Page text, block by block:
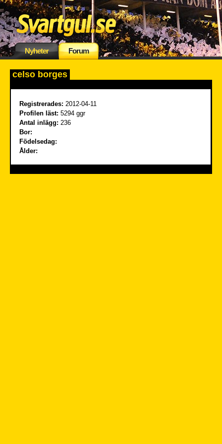
Nyheter Forum
celso borges
Registrerades: 2012-04-11
Profilen läst: 5294 ggr
Antal inlägg: 236
Bor:
Födelsedag:
Ålder: